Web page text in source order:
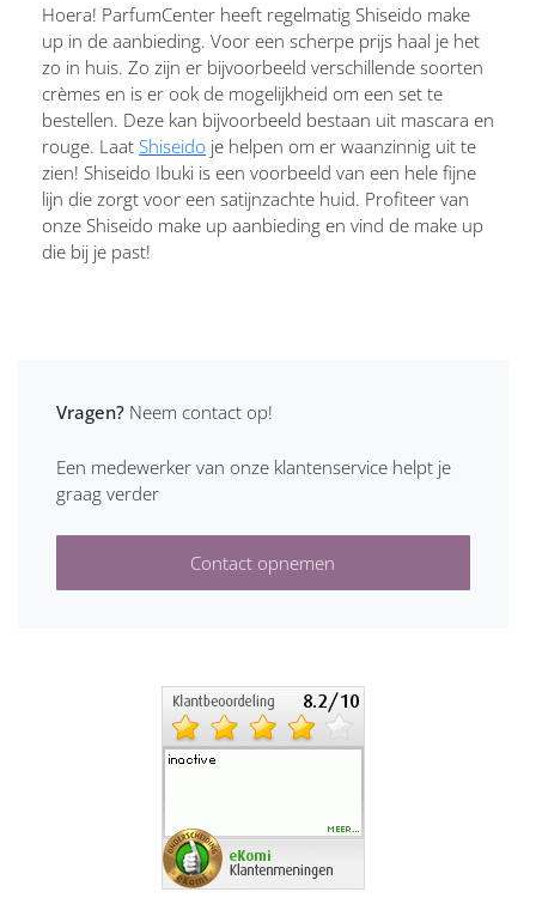
Hoera! ParfumCenter heeft regelmatig Shiseido make
up in de aanbieding. Voor een scherpe prijs haal je het
zo in huis. Zo zijn er bijvoorbeeld verschillende soorten
crèmes en is er ook de mogelijkheid om een set te
bestellen. Deze kan bijvoorbeeld bestaan uit mascara en
rouge. Laat Shiseido je helpen om er waanzinnig uit te
zien! Shiseido Ibuki is een voorbeeld van een hele fijne
lijn die zorgt voor een satijnzachte huid. Profiteer van
onze Shiseido make up aanbieding en vind de make up
die bij je past!
Vragen? Neem contact op!
Een medewerker van onze klantenservice helpt je
graag verder
Contact opnemen